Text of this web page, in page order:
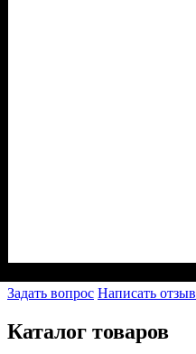
Задать вопрос Написать отзыв
Каталог товаров